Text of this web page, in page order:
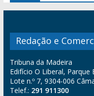
Redação e
Tribuna da Madeira
Edifício O Liberal, Parque
Lote n.º 7, 9304-006
Telef.: 291 911300